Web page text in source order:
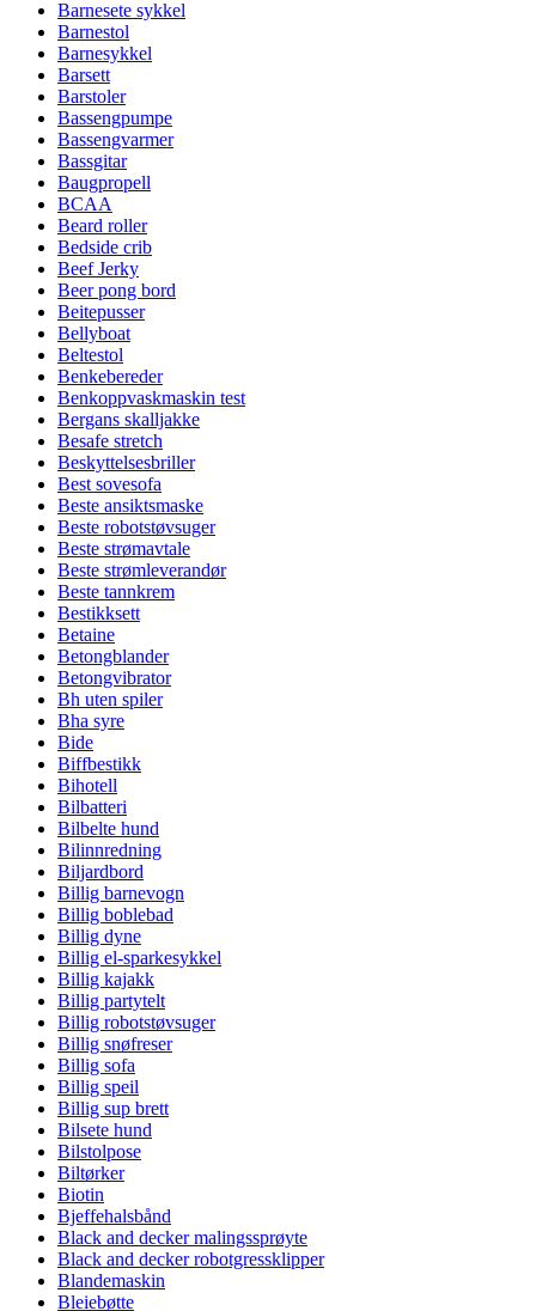
Barnesete sykkel
Barnestol
Barnesykkel
Barsett
Barstoler
Bassengpumpe
Bassengvarmer
Bassgitar
Baugpropell
BCAA
Beard roller
Bedside crib
Beef Jerky
Beer pong bord
Beitepusser
Bellyboat
Beltestol
Benkebereder
Benkoppvaskmaskin test
Bergans skalljakke
Besafe stretch
Beskyttelsesbriller
Best sovesofa
Beste ansiktsmaske
Beste robotstøvsuger
Beste strømavtale
Beste strømleverandør
Beste tannkrem
Bestikksett
Betaine
Betongblander
Betongvibrator
Bh uten spiler
Bha syre
Bide
Biffbestikk
Bihotell
Bilbatteri
Bilbelte hund
Bilinnredning
Biljardbord
Billig barnevogn
Billig boblebad
Billig dyne
Billig el-sparkesykkel
Billig kajakk
Billig partytelt
Billig robotstøvsuger
Billig snøfreser
Billig sofa
Billig speil
Billig sup brett
Bilsete hund
Bilstolpose
Biltørker
Biotin
Bjeffehalsbånd
Black and decker malingssprøyte
Black and decker robotgressklipper
Blandemaskin
Bleiebøtte